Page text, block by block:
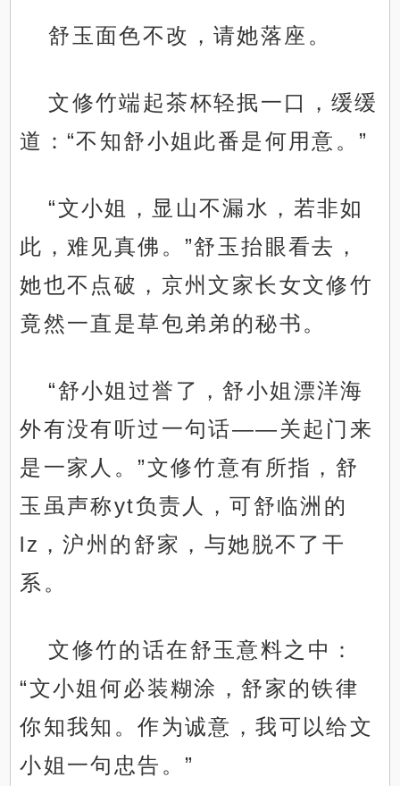
舒玉面色不改，请她落座。
文修竹端起茶杯轻抿一口，缓缓
道：“不知舒小姐此番是何用意。”
“文小姐，显山不漏水，若非如
此，难见真佛。”舒玉抬眼看去，
她也不点破，京州文家长女文修竹
竟然一直是草包弟弟的秘书。
“舒小姐过誉了，舒小姐漂洋海
外有没有听过一句话——关起门来
是一家人。”文修竹意有所指，舒
玉虽声称yt负责人，可舒临洲的
lz，沪州的舒家，与她脱不了干
系。
文修竹的话在舒玉意料之中：
“文小姐何必装糊涂，舒家的铁律
你知我知。作为诚意，我可以给文
小姐一句忠告。”